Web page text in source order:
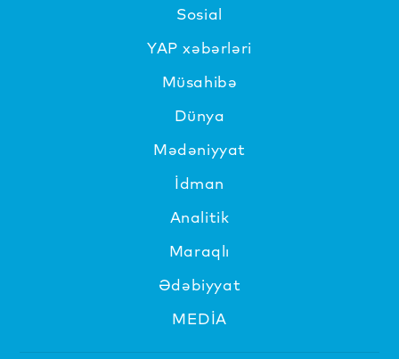
Sosial
YAP xəbərləri
Müsahibə
Dünya
Mədəniyyat
İdman
Analitik
Maraqlı
Ədəbiyyat
MEDİA